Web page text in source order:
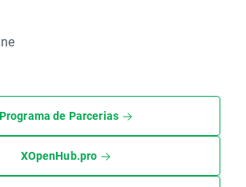
Programa de Parcerias
XOpenHub.pro